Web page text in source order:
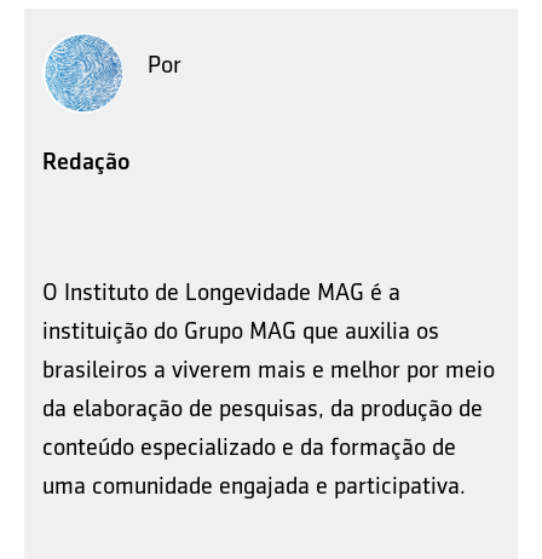
Por
Redação
O Instituto de Longevidade MAG é a
instituição do Grupo MAG que auxilia os
brasileiros a viverem mais e melhor por meio
da elaboração de pesquisas, da produção de
conteúdo especializado e da formação de
uma comunidade engajada e participativa.